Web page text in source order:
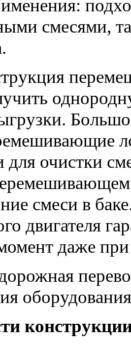
смесями,
для очистки
смеси в
двигателя
даже